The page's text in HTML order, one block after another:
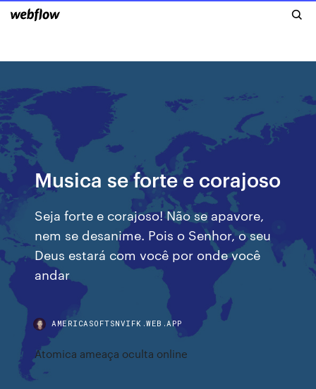
Prisma Brasil" name="description" />
Musica se forte e corajoso
Seja forte e corajoso! Não se apavore,
nem se desanime. Pois o Senhor, o seu
Deus estará com você por onde você
andar
AMERICASOFTSNVIFK.WEB.APP
Atomica ameaça oculta online